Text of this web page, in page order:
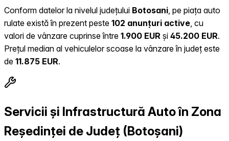
Conform datelor la nivelul județului Botosani , pe piața auto
rulate există în prezent peste 102 anunțuri active , cu
valori de vânzare cuprinse între 1.900 EUR și 45.200 EUR.
Prețul median al vehiculelor scoase la vânzare în județ este
de 11.875 EUR.
Servicii și Infrastructură Auto în Zona
Reședinței de Județ (Botoșani)